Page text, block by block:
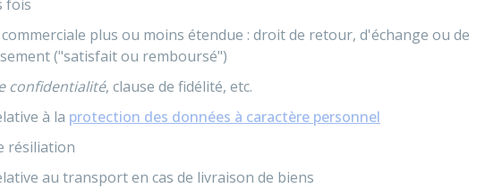
fois
plus ou moins étendue : droit de retour, d'échange ou de
("satisfait ou remboursé")
confidentialité, clause de fidélité, etc.
à la protection des données à caractère personnel
résiliation
au transport en cas de livraison de biens